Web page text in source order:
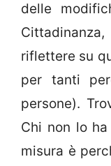
delle
riflettere su
per tanti
persone).
Chi non lo
misura è